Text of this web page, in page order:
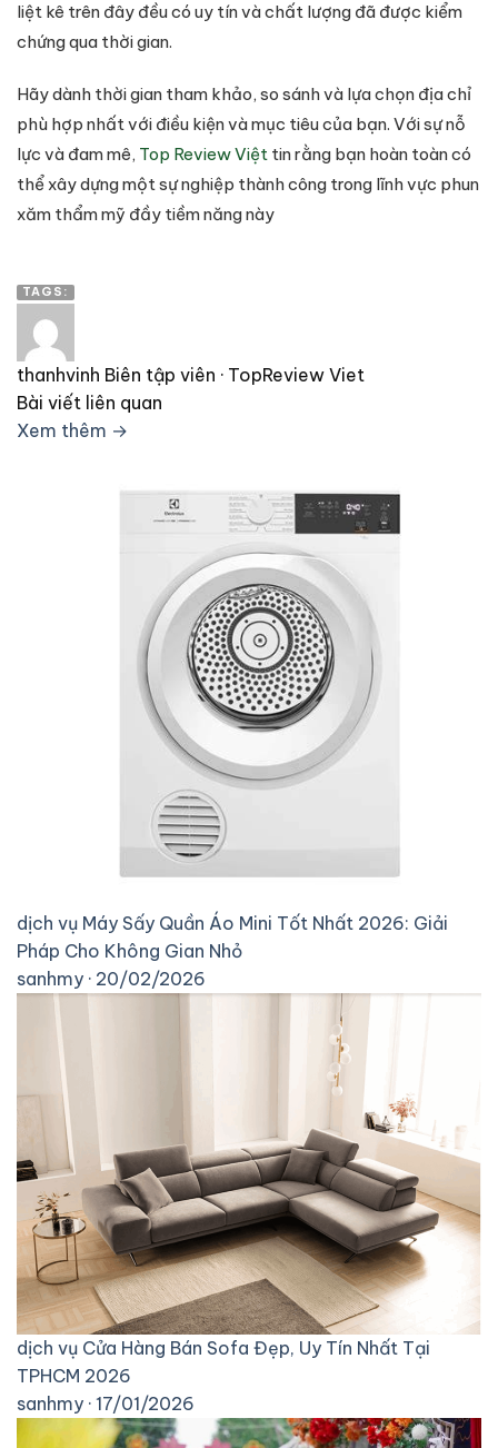
liệt kê trên đây đều có uy tín và chất lượng đã được kiểm
chứng qua thời gian.
Hãy dành thời gian tham khảo, so sánh và lựa chọn địa chỉ
phù hợp nhất với điều kiện và mục tiêu của bạn. Với sự nỗ
lực và đam mê, Top Review Việt tin rằng bạn hoàn toàn có
thể xây dựng một sự nghiệp thành công trong lĩnh vực phun
xăm thẩm mỹ đầy tiềm năng này
TAGS:
thanhvinh Biên tập viên · TopReview Viet
Bài viết liên quan
Xem thêm →
dịch vụ Máy Sấy Quần Áo Mini Tốt Nhất 2026: Giải
Pháp Cho Không Gian Nhỏ
sanhmy · 20/02/2026
dịch vụ Cửa Hàng Bán Sofa Đẹp, Uy Tín Nhất Tại
TPHCM 2026
sanhmy · 17/01/2026